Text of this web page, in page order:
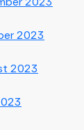
2023
2023